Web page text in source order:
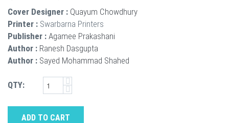
Cover Designer : Quayum Chowdhury
Printer : Swarbarna Printers
Publisher : Agamee Prakashani
Author : Ranesh Dasgupta
Author : Sayed Mohammad Shahed
QTY:
ADD TO CART